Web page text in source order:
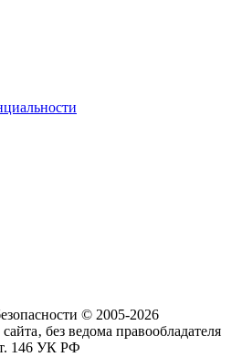
© 2005-2026
без ведома правообладателя
146 УК РФ